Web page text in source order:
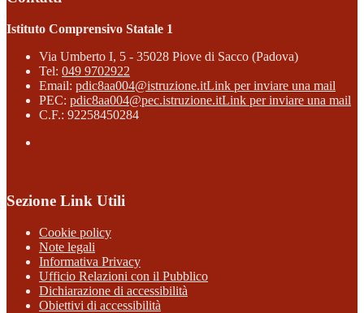
Istituto Comprensivo Statale 1
Via Umberto I, 5 - 35028 Piove di Sacco (Padova)
Tel: 049 9702922
Email: pdic8aa004@istruzione.itLink per inviare una mail
PEC: pdic8aa004@pec.istruzione.itLink per inviare una mail
C.F.: 92258450284
Sezione Link Utili
Cookie policy
Note legali
Informativa Privacy
Ufficio Relazioni con il Pubblico
Dichiarazione di accessibilità
Obiettivi di accessibilità